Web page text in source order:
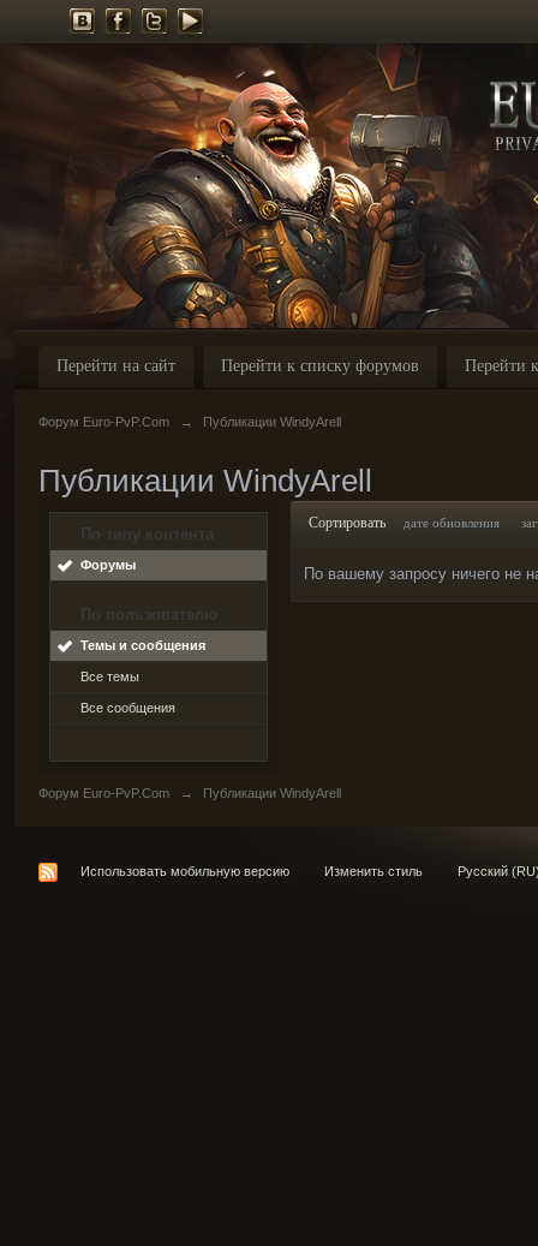
Перейти на сайт Перейти к списку форумов Перейти
Форум Euro-PvP.Com → Публикации WindyArell
Публикации WindyArell
По типу контента
Форумы
По пользователю
Темы и сообщения
Все темы
Все сообщения
Сортировать дате обновления
По вашему запросу ничего не
Форум Euro-PvP.Com → Публикации WindyArell
Использовать мобильную версию Изменить стиль Русский